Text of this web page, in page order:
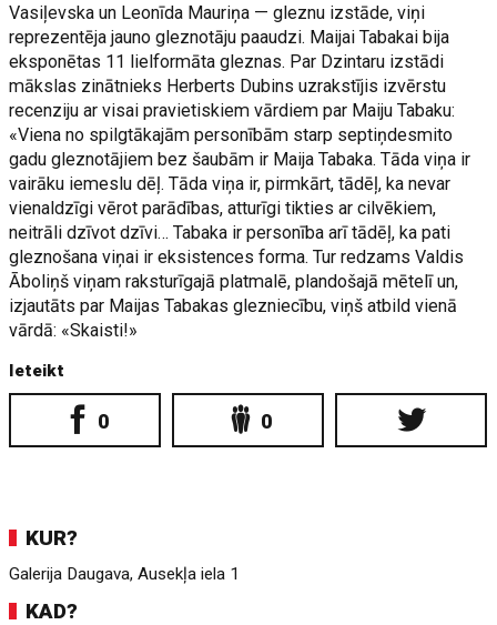
Vasiļevska un Leonīda Mauriņa — gleznu izstāde, viņi
reprezentēja jauno gleznotāju paaudzi. Maijai Tabakai bija
eksponētas 11 lielformāta gleznas. Par Dzintaru izstādi
mākslas zinātnieks Herberts Dubins uzrakstījis izvērstu
recenziju ar visai pravietiskiem vārdiem par Maiju Tabaku:
«Viena no spilgtākajām personībām starp septiņdesmito
gadu gleznotājiem bez šaubām ir Maija Tabaka. Tāda viņa ir
vairāku iemeslu dēļ. Tāda viņa ir, pirmkārt, tādēļ, ka nevar
vienaldzīgi vērot parādības, atturīgi tikties ar cilvēkiem,
neitrāli dzīvot dzīvi… Tabaka ir personība arī tādēļ, ka pati
gleznošana viņai ir eksistences forma. Tur redzams Valdis
Āboliņš viņam raksturīgajā platmalē, plandošajā mētelī un,
izjautāts par Maijas Tabakas glezniecību, viņš atbild vienā
vārdā: «Skaisti!»
Ieteikt
0 0
KUR?
Galerija Daugava, Ausekļa iela 1
KAD?